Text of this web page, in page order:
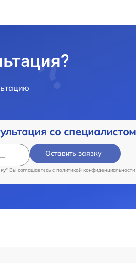
со специалистом
Оставить заявку
Вы соглашаетесь c политикой конфиденциальности